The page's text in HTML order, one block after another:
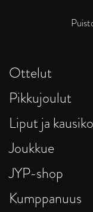
Ottelut
Pikkujoulut
Liput ja
Joukkue
JYP-shop
Kumppanuus